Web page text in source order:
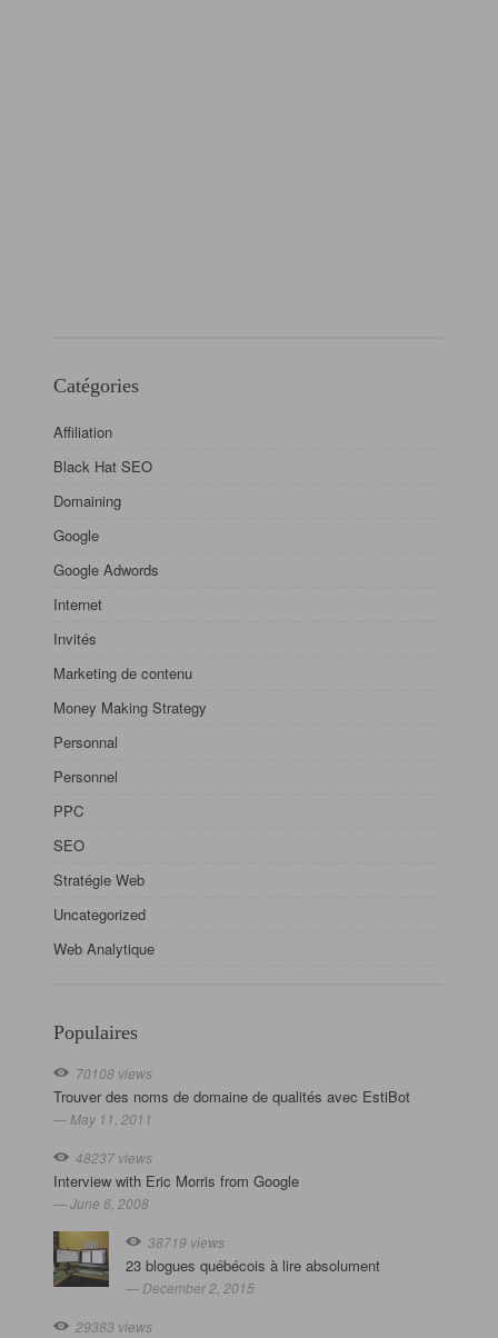
Catégories
Affiliation
Black Hat SEO
Domaining
Google
Google Adwords
Internet
Invités
Marketing de contenu
Money Making Strategy
Personnal
Personnel
PPC
SEO
Stratégie Web
Uncategorized
Web Analytique
Populaires
70108 views
Trouver des noms de domaine de qualités avec EstiBot
— May 11, 2011
48237 views
Interview with Eric Morris from Google
— June 6, 2008
38719 views
23 blogues québécois à lire absolument
— December 2, 2015
29383 views